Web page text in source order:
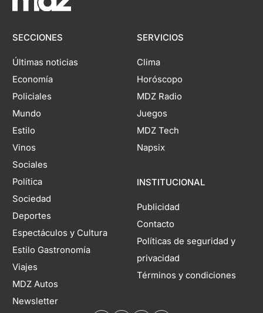
SECCIONES
Últimas noticias
Economía
Policiales
Mundo
Estilo
Vinos
Sociales
Política
Sociedad
Deportes
Espectáculos y Cultura
Estilo Gastronomía
Viajes
MDZ Autos
Newsletter
SERVICIOS
Clima
Horóscopo
MDZ Radio
Juegos
MDZ Tech
Napsix
INSTITUCIONAL
Publicidad
Contacto
Políticas de seguridad y
privacidad
Términos y condiciones